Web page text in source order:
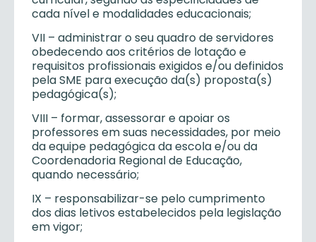
cada nível e modalidades educacionais;
VII – administrar o seu quadro de servidores
obedecendo aos critérios de lotação e
requisitos profissionais exigidos e/ou definidos
pela SME para execução da(s) proposta(s)
pedagógica(s);
VIII – formar, assessorar e apoiar os
professores em suas necessidades, por meio
da equipe pedagógica da escola e/ou da
Coordenadoria Regional de Educação,
quando necessário;
IX – responsabilizar-se pelo cumprimento
dos dias letivos estabelecidos pela legislação
em vigor;